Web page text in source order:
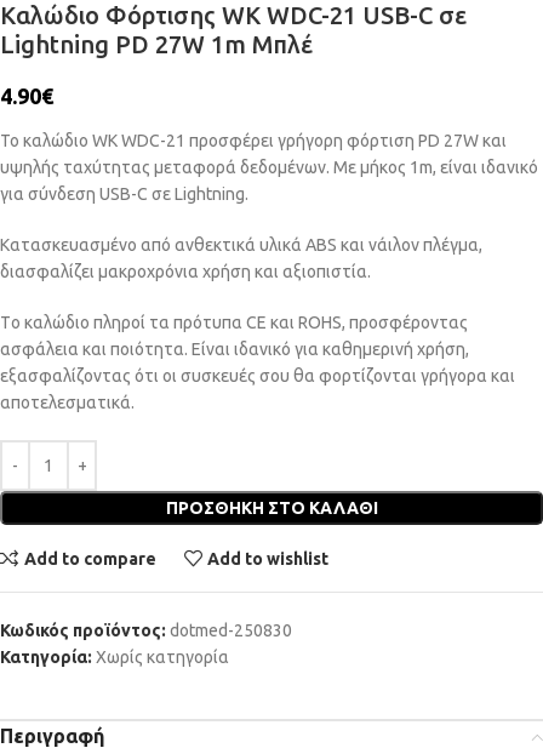
Καλώδιο Φόρτισης WK WDC-21 USB-C σε
Lightning PD 27W 1m Μπλέ
4.90€
Το καλώδιο WK WDC-21 προσφέρει γρήγορη φόρτιση PD 27W και
υψηλής ταχύτητας μεταφορά δεδομένων. Με μήκος 1m, είναι ιδανικό
για σύνδεση USB-C σε Lightning.
Κατασκευασμένο από ανθεκτικά υλικά ABS και νάιλον πλέγμα,
διασφαλίζει μακροχρόνια χρήση και αξιοπιστία.
Tο καλώδιο πληροί τα πρότυπα CE και ROHS, προσφέροντας
ασφάλεια και ποιότητα. Είναι ιδανικό για καθημερινή χρήση,
εξασφαλίζοντας ότι οι συσκευές σου θα φορτίζονται γρήγορα και
αποτελεσματικά.
ΠΡΟΣΘΉΚΗ ΣΤΟ ΚΑΛΆΘΙ
Add to compare Add to wishlist
Κωδικός προϊόντος: dotmed-250830
Κατηγορία: Χωρίς κατηγορία
Περιγραφή